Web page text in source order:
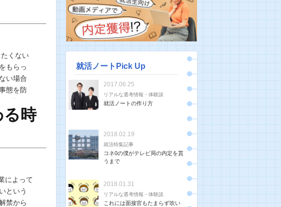
くない
もらっ
い場合
態を防
どれく
る時
によって
という
禁から
就活ノートPick Up
2017.06.25
リアルな選考情報・体験談
就活ノートの作り方
2018.02.19
就活特集記事
コネ0の僕がテレビ局の内定を貰
うまで
2018.01.31
リアルな選考情報・体験談
これには面接官もたまらず吹い